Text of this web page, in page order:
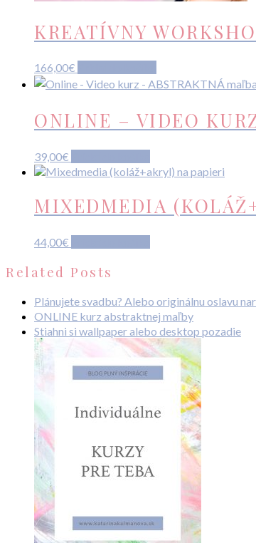
KREATÍVNY
166,00€
ONLINE – VIDEO
39,00€
MIXEDMEDIA
44,00€
Related Posts
Plánujete svadbu? Alebo originálnu oslavu
ONLINE kurz abstraktnej maľby
Stiahni si wallpaper alebo desktop pozadie